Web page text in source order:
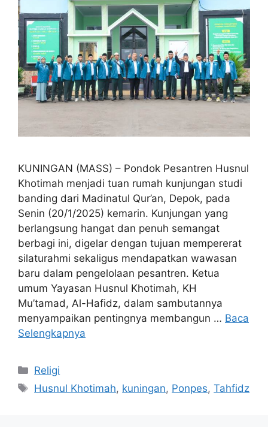
KUNINGAN (MASS) – Pondok Pesantren Husnul
Khotimah menjadi tuan rumah kunjungan studi
banding dari Madinatul Qur’an, Depok, pada
Senin (20/1/2025) kemarin. Kunjungan yang
berlangsung hangat dan penuh semangat
berbagi ini, digelar dengan tujuan mempererat
silaturahmi sekaligus mendapatkan wawasan
baru dalam pengelolaan pesantren. Ketua
umum Yayasan Husnul Khotimah, KH
Mu’tamad, Al-Hafidz, dalam sambutannya
menyampaikan pentingnya membangun … Baca
Selengkapnya
Kategori
Religi
Tag
Husnul Khotimah, kuningan, Ponpes,Tahfidz